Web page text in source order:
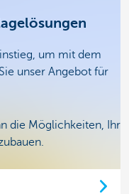
um mit dem
unser Angebot für
die Möglichkeiten, Ihr